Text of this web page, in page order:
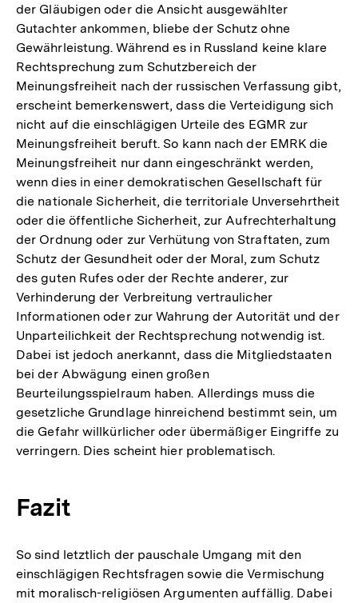
der Gläubigen oder die Ansicht ausgewählter
Gutachter ankommen, bliebe der Schutz ohne
Gewährleistung. Während es in Russland keine klare
Rechtsprechung zum Schutzbereich der
Meinungsfreiheit nach der russischen Verfassung gibt,
erscheint bemerkenswert, dass die Verteidigung sich
nicht auf die einschlägigen Urteile des EGMR zur
Meinungsfreiheit beruft. So kann nach der EMRK die
Meinungsfreiheit nur dann eingeschränkt werden,
wenn dies in einer demokratischen Gesellschaft für
die nationale Sicherheit, die territoriale Unversehrtheit
oder die öffentliche Sicherheit, zur Aufrechterhaltung
der Ordnung oder zur Verhütung von Straftaten, zum
Schutz der Gesundheit oder der Moral, zum Schutz
des guten Rufes oder der Rechte anderer, zur
Verhinderung der Verbreitung vertraulicher
Informationen oder zur Wahrung der Autorität und der
Unparteilichkeit der Rechtsprechung notwendig ist.
Dabei ist jedoch anerkannt, dass die Mitgliedstaaten
bei der Abwägung einen großen
Beurteilungsspielraum haben. Allerdings muss die
gesetzliche Grundlage hinreichend bestimmt sein, um
die Gefahr willkürlicher oder übermäßiger Eingriffe zu
verringern. Dies scheint hier problematisch.
Fazit
So sind letztlich der pauschale Umgang mit den
einschlägigen Rechtsfragen sowie die Vermischung
mit moralisch-religiösen Argumenten auffällig. Dabei